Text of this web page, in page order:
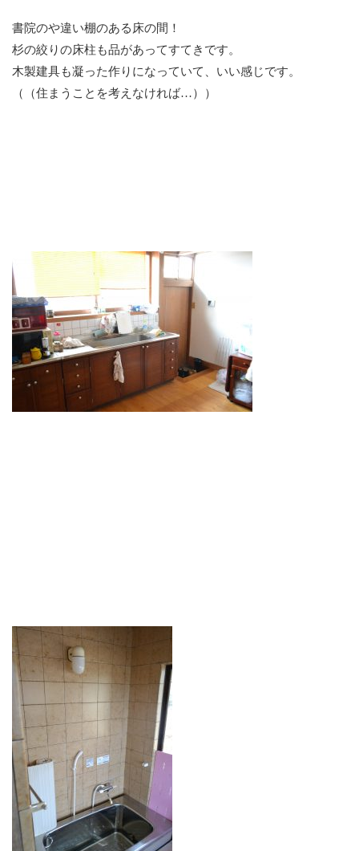
書院のや違い棚のある床の間！
杉の絞りの床柱も品があってすてきです。
木製建具も凝った作りになっていて、いい感じです。
（（住まうことを考えなければ…））